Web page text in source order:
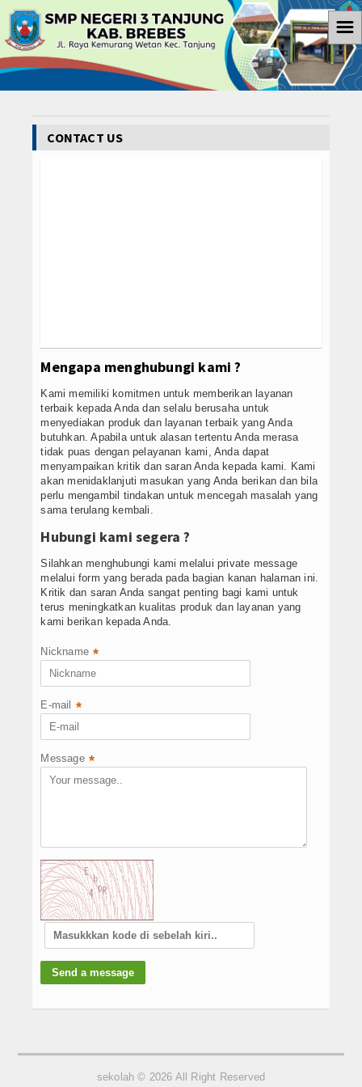
Home
Prestasi Siswa
E-Learning
Perpustakaan
Galeri Perpus
Data Alumni
Konsultasi
☰
CONTACT US
Mengapa menghubungi kami ?
Kami memiliki komitmen untuk memberikan layanan
terbaik kepada Anda dan selalu berusaha untuk
menyediakan produk dan layanan terbaik yang Anda
butuhkan. Apabila untuk alasan tertentu Anda merasa
tidak puas dengan pelayanan kami, Anda dapat
menyampaikan kritik dan saran Anda kepada kami. Kami
akan menidaklanjuti masukan yang Anda berikan dan bila
perlu mengambil tindakan untuk mencegah masalah yang
sama terulang kembali.
Hubungi kami segera ?
Silahkan menghubungi kami melalui private message
melalui form yang berada pada bagian kanan halaman ini.
Kritik dan saran Anda sangat penting bagi kami untuk
terus meningkatkan kualitas produk dan layanan yang
kami berikan kepada Anda.
Nickname *
E-mail *
Message *
sekolah © 2026 All Right Reserved